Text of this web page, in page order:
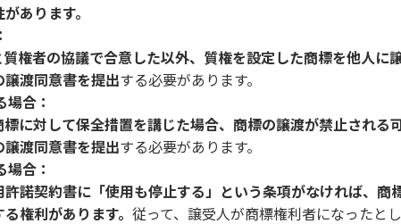
あります。
権者の協議で合意した以外、質権を設定した商標を他人に
渡同意書を提出する必要があります。
合：
に対して保全措置を講じた場合、商標の譲渡が禁止される
渡同意書を提出する必要があります。
合：
許諾契約書に「使用も停止する」という条項がなければ、
権利があります。 従って、譲受人が商標権利者になったと